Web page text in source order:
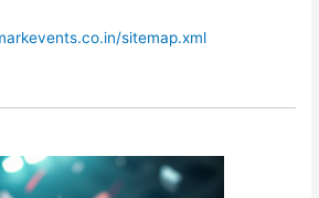
sitemap.xml